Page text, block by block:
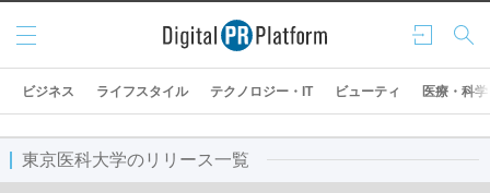
ログ
イン
検索
メニ
ュー
ビジネス ライフスタイル テクノロジー・IT ビューティ 医療・科学
東京医科大学のリリース一覧